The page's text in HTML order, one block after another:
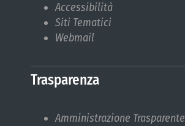
Accessibilità
Siti Tematici
Webmail
Trasparenza
Amministrazione Trasparente